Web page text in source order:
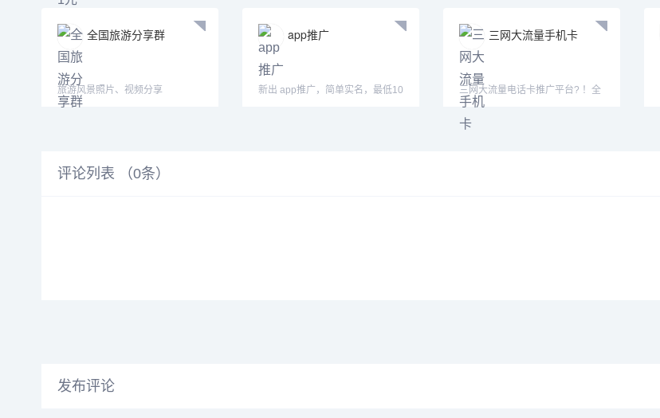
全国旅游分享群
旅游风景照片、视频分享
app推广
新出 app推广，简单实名，最低10
三网大流量手机卡
三网大流量电话卡推广平台? ！全
渠道招商， 价格175/张
评论列表 （0条）
发布评论